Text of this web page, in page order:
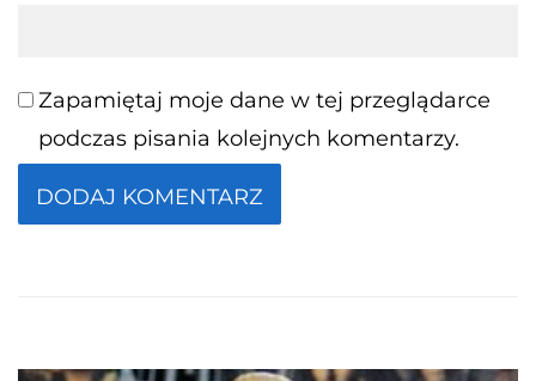
Zapamiętaj moje dane w tej przeglądarce
podczas pisania kolejnych komentarzy.